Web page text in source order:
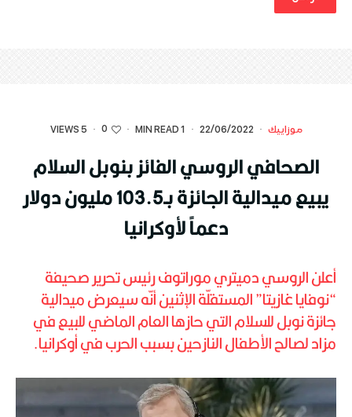
موزاييك ·
22/06/2022
·
1 MIN READ
·
0
·
5 VIEWS
الصحافي الروسي الفائز بنوبل السلام
يبيع ميدالية الجائزة بـ103.5 مليون دولار
دعماً لأوكرانيا
أعلن الروسي دميتري موراتوف رئيس تحرير صحيفة
“نوفايا غازيتا” المستقلّة الإثنين أنّه سيعرض ميدالية
جائزة نوبل للسلام التي حازها العام الماضي للبيع في
مزاد لصالح الأطفال النازحين بسبب الحرب في أوكرانيا.